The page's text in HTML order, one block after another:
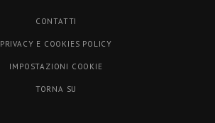
CONTATTI
PRIVACY E COOKIES POLICY
IMPOSTAZIONI COOKIE
TORNA SU